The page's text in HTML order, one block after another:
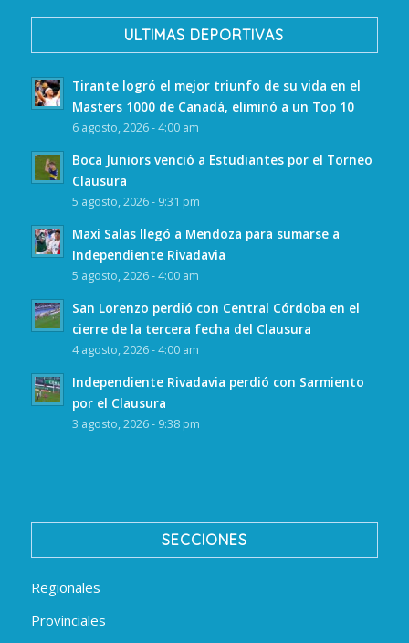
ULTIMAS DEPORTIVAS
Tirante logró el mejor triunfo de su vida en el
Masters 1000 de Canadá, eliminó a un Top 10
6 agosto, 2026 - 4:00 am
Boca Juniors venció a Estudiantes por el Torneo
Clausura
5 agosto, 2026 - 9:31 pm
Maxi Salas llegó a Mendoza para sumarse a
Independiente Rivadavia
5 agosto, 2026 - 4:00 am
San Lorenzo perdió con Central Córdoba en el
cierre de la tercera fecha del Clausura
4 agosto, 2026 - 4:00 am
Independiente Rivadavia perdió con Sarmiento
por el Clausura
3 agosto, 2026 - 9:38 pm
SECCIONES
Regionales
Provinciales